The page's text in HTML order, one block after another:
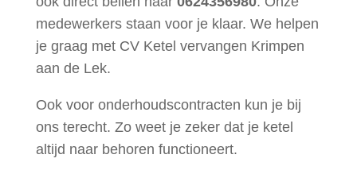
medewerkers staan voor je klaar. We helpen
je graag met CV Ketel vervangen Krimpen
aan de Lek.
Ook voor onderhoudscontracten kun je bij
ons terecht. Zo weet je zeker dat je ketel
altijd naar behoren functioneert.